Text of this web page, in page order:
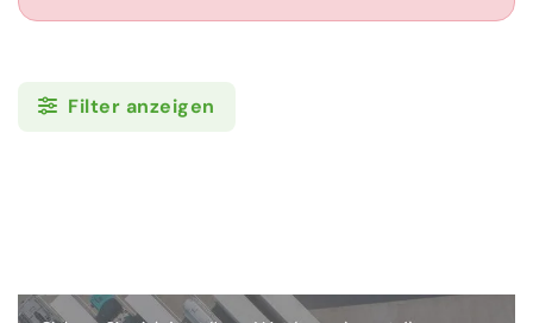
Filter anzeigen